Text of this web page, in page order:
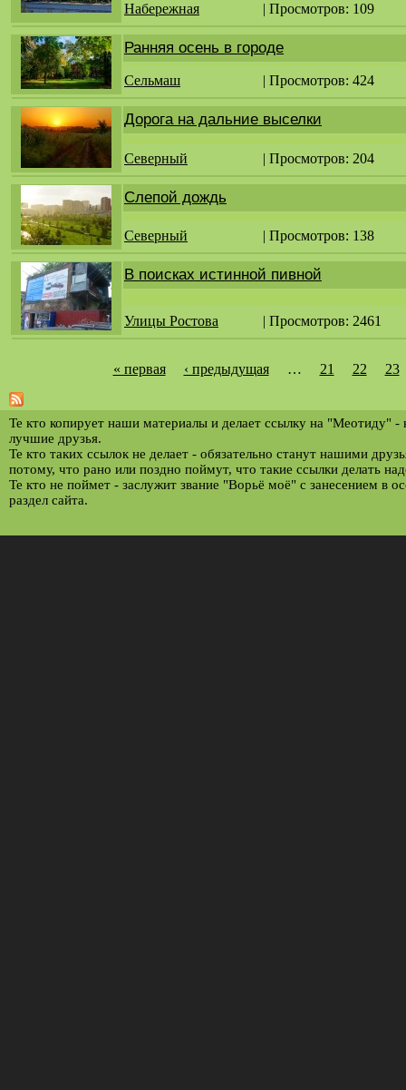
Набережная | Просмотров: 109
Ранняя осень в городе
Сельмаш | Просмотров: 424
Дорога на дальние выселки
Северный | Просмотров: 204
Слепой дождь
Северный | Просмотров: 138
В поисках истинной пивной
Улицы Ростова | Просмотров: 2461
т
р
а
н
и
« первая ‹ предыдущая … 21 22 23
Те кто копирует наши материалы и делает ссылку на "Меотиду" -
лучшие друзья.
Те кто таких ссылок не делает - обязательно станут нашими
потому, что рано или поздно поймут, что такие ссылки делать
Те кто не поймет - заслужит звание "Ворьё моё" с занесением в
раздел сайта.